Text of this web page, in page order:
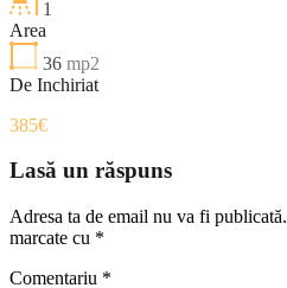
1
Area
36 mp2
De Inchiriat
385€
Lasă un răspuns
Adresa ta de email nu va fi publicată.
marcate cu *
Comentariu *